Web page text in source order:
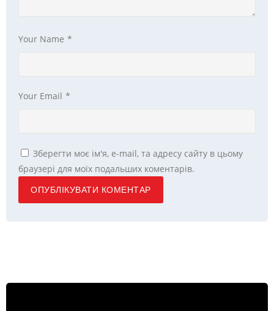
Your Name *
Your Email *
Зберегти моє ім'я, e-mail, та адресу сайту в цьому
браузері для моїх подальших коментарів.